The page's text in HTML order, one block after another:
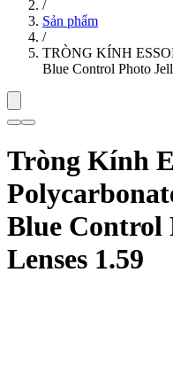
/
Sản phẩm
/
TRÒNG KÍNH
Blue Control Photo
Tròng Kính
Blue Control
Lenses 1.59